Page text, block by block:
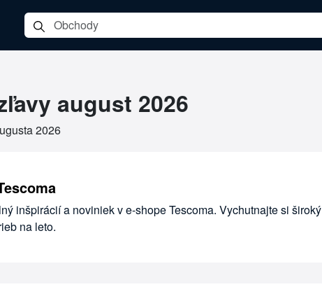
august 2026
2026
inšpirácií a noviniek v e-shope Tescoma. Vychutnajte si široký
na leto.